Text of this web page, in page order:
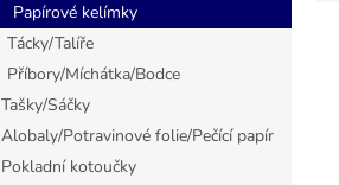
Papírové kelímky
Tácky/Talíře
Příbory/Míchátka/Bodce
Tašky/Sáčky
Alobaly/Potravinové folie/Pečící papír
Pokladní kotoučky